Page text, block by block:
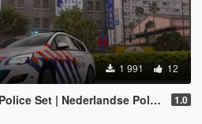
1 991 12
Politie // KMAR // OVDP Set [ELS] 1.0